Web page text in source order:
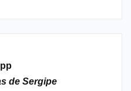
de Sergipe